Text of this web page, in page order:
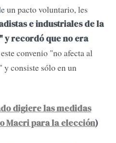
un pacto voluntario, les
e industriales de la
y recordó que no era
convenio "no afecta al
consiste sólo en un
digiere las medidas
Macri para la elección)